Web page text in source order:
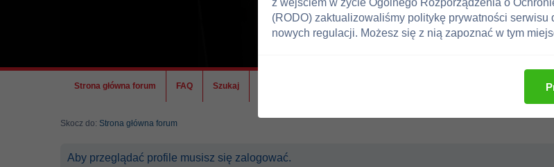
Strona główna forum FAQ Szukaj
Skocz do: Strona główna forum
Aby przeglądać profile musisz się zalogować.
z wejściem w życie Ogólnego Rozporządzenia o
(RODO) zaktualizowaliśmy politykę prywatności serwisu
nowych regulacji. Możesz się z nią zapoznać w tym